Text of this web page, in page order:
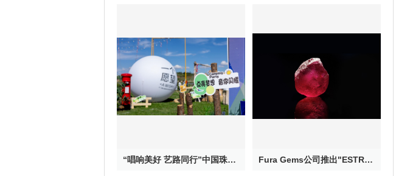
“唱响美好 艺路同行”中国珠宝公益校园音乐季——大山里的星空音乐会在云南鲁甸浪漫上演 Fura Gems公司推出"ESTRELA DE FURA”